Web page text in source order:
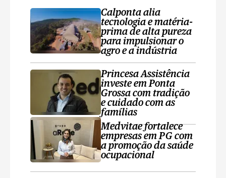
Calponta alia
tecnologia e matéria-
prima de alta pureza
para impulsionar o
agro e a indústria
Princesa Assistência
investe em Ponta
Grossa com tradição
e cuidado com as
famílias
Medvitae fortalece
empresas em PG com
a promoção da saúde
ocupacional